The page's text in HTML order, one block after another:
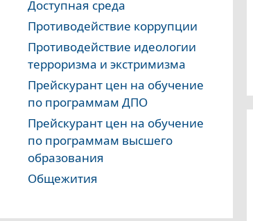
Доступная среда
Противодействие коррупции
Противодействие идеологии
терроризма и экстримизма
Прейскурант цен на обучение
по программам ДПО
Прейскурант цен на обучение
по программам высшего
образования
Общежития